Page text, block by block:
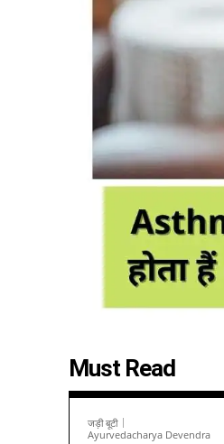
Must Read
जड़ी बूटी
Ayurvedacharya Devendra